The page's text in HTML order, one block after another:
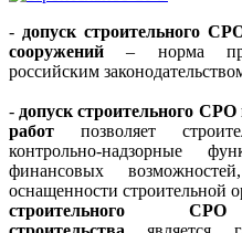
- допуск строительного
сооружений – норма
российским
- допуск строительного
работ позволяет
контрольно-надзорные
финансовых
оснащенности строительной
строительного